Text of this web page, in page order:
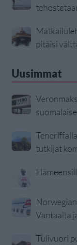
pitäisi
Uusimmat
tutkijat
Vantaalta
Tulivuori